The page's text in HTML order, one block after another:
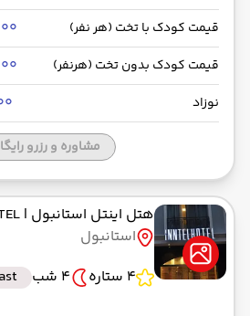
قیمت کودک با تخت (هر نفر)
قیمت کودک بدون تخت (هرنفر)
نوزاد
مشاوره و رزرو
هتل اینتل استانبول | INNTEL
استانبول
4 ستاره
4 شب